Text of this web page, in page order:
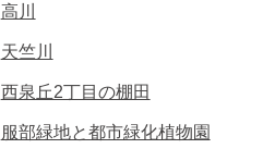
高川
天竺川
西泉丘2丁目の棚田
服部緑地と都市緑化植物園